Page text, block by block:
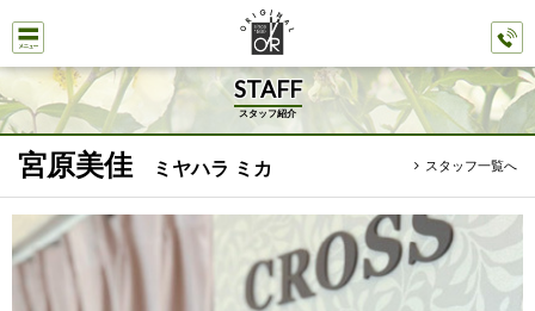
STAFF
スタッフ紹介
宮原美佳 ミヤハラ ミカ スタッフ一覧へ